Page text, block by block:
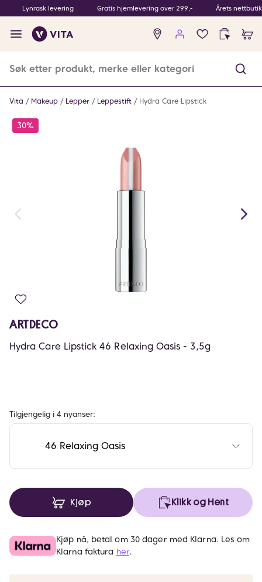
Lynrask levering Gratis hjemlevering over 299,- Årets
Ingen
produkter
Vita Makeup Lepper Leppestift Hydra Care Lipstick
30%
ARTDECO
Hydra Care Lipstick 46 Relaxing Oasis - 3,5g
Tilgjengelig i 4 nyanser:
46 Relaxing Oasis
Kjøp Klikk og Hent
Kjøp nå, betal om 30 dager med Klarna. Les om
Klarna faktura her.